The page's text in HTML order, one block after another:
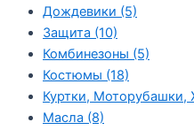
Дождевики (5)
Защита (10)
Комбинезоны (5)
Костюмы (18)
Куртки, Моторубашки,
Масла (8)